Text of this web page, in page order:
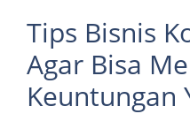
Tips Bisnis
Agar Bisa
Keuntungan